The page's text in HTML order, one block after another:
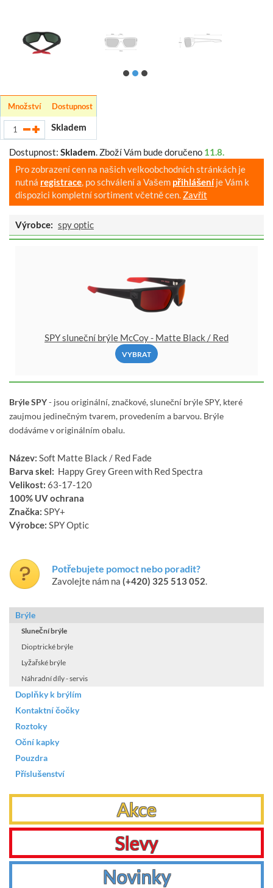
Množství Dostupnost
Skladem
Dostupnost: Skladem. Zboží Vám bude doručeno 11.8.
Pro zobrazení cen na našich velkoobchodních stránkách je
nutná registrace, po schválení a Vašem přihlášeníje Vám k
dispozici kompletní sortiment včetně cen. Zavřít
Výrobce: spy optic
SPY sluneční brýle McCoy - Matte Black / Red
VYBRAT
Brýle SPY- jsou originální, značkové, sluneční brýle SPY, které
zaujmou jedinečným tvarem, provedením a barvou. Brýle
dodáváme v originálním obalu.
Název: Soft Matte Black / Red Fade
Barva skel: Happy Grey Green with Red Spectra
Velikost: 63-17-120
100% UV ochrana
Značka: SPY+
Výrobce: SPY Optic
Potřebujete pomoct nebo poradit?
Zavolejte nám na (+420) 325 513 052.
Brýle
Sluneční brýle
Dioptrické brýle
Lyžařské brýle
Náhradní díly - servis
Doplňky k brýlím
Kontaktní čočky
Roztoky
Oční kapky
Pouzdra
Příslušenství
Akce
Slevy
Novinky